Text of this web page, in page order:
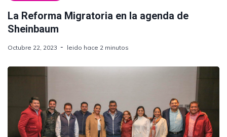
La Reforma Migratoria en la agenda de
Sheinbaum
Octubre 22, 2023 leido hace 2 minutos